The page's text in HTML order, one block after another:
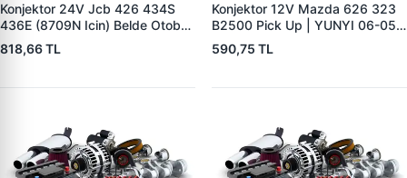
Konjektor 24V Jcb 426 434S
436E (8709N Icin) Belde Otobüs
Y.M. | YUNYI 01-034 | OEM 714
40388
818,66 TL
Konjektor 12V Mazda 626 323
B2500 Pick Up | YUNYI 06-050
| OEM 23127VB310
231150V010
590,75 TL